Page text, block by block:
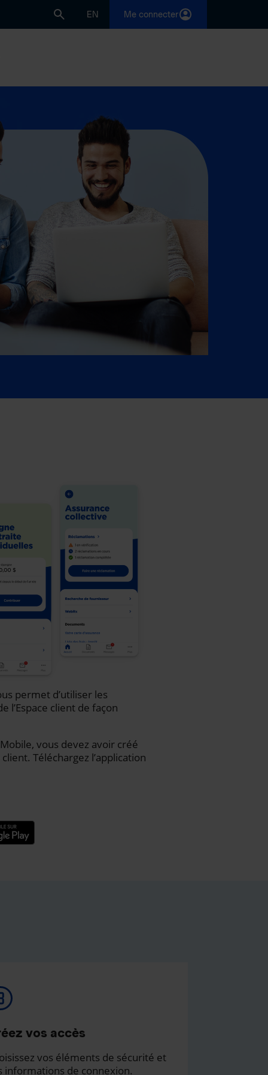
EN Me connecter
permet d’utiliser les
l’Espace client de façon
vous devez avoir créé
Téléchargez l’application
vos accès
vos éléments de sécurité et
informations de connexion.